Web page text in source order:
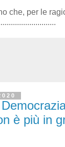
che, per le
è più in